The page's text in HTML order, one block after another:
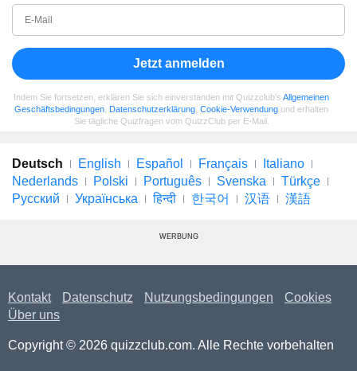
Jetzt anmelden
Indem Sie fortsetzen, erklären Sie sich einverstanden mit Quizzclub's Allgemeinen
Geschäftsbedingungen Datenschutzerklärung Cookie-Verwendung und erhalten
Sie tägliche Quizfragen vom QuizzClub per E-Mail.
Deutsch English Español Français
Italiano
Nederlands
Polski Português Svenska
Türkçe
Русский
Українська हिन्दी 한국어 汉语 漢語
WERBUNG
Kontakt Datenschutz Nutzungsbedingungen
Cookies
Über uns
Copyright © 2026 quizzclub.com. Alle Rechte vorbehalten